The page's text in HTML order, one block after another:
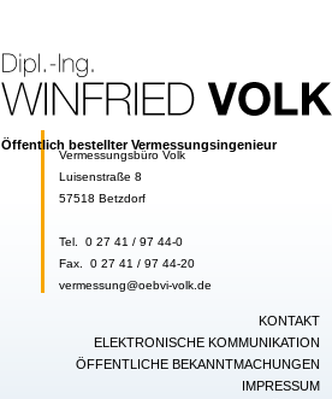
Öffentlich bestellter Vermessungsingenieur
Vermessungsbüro Volk
Luisenstraße 8
57518 Betzdorf
Tel. 0 27 41 / 97 44-0
Fax. 0 27 41 / 97 44-20
vermessung@oebvi-volk.de
KONTAKT
ELEKTRONISCHE KOMMUNIKATION
ÖFFENTLICHE BEKANNTMACHUNGEN
IMPRESSUM